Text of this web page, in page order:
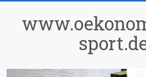
springen